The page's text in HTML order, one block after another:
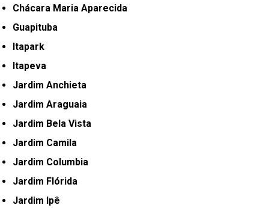
Chácara Maria Aparecida
Guapituba
Itapark
Itapeva
Jardim Anchieta
Jardim Araguaia
Jardim Bela Vista
Jardim Camila
Jardim Columbia
Jardim Flórida
Jardim Ipê